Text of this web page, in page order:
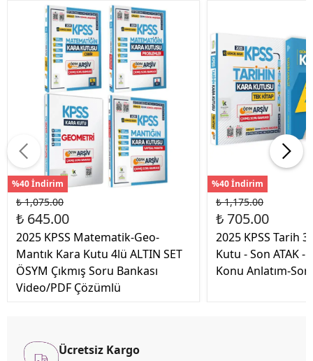
%40 İndirim
₺ 1,075.00
₺ 645.00
2025 KPSS Matematik-Geo-
Mantık Kara Kutu 4lü ALTIN SET
ÖSYM Çıkmış Soru Bankası
Video/PDF Çözümlü
%40 İndirim
₺ 1,175.00
₺ 705.00
2025 KPSS Tarih
Kutu - Son ATAK -
Konu Anlatım-
Ücretsiz Kargo